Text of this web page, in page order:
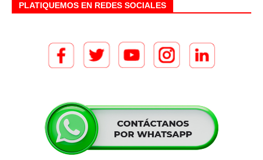
PLATIQUEMOS EN REDES SOCIALES